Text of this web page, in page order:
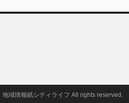
地域情報紙シティライフ All rights reserved.